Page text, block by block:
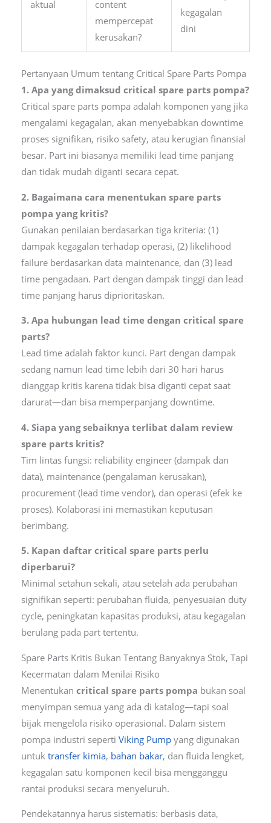
aktual
content
mempercepat
kerusakan?
kegagalan
dini
Pertanyaan Umum tentang Critical Spare Parts Pompa
1. Apa yang dimaksud critical spare parts pompa?
Critical spare parts pompa adalah komponen yang jika
mengalami kegagalan, akan menyebabkan downtime
proses signifikan, risiko safety, atau kerugian finansial
besar. Part ini biasanya memiliki lead time panjang
dan tidak mudah diganti secara cepat.
2. Bagaimana cara menentukan spare parts
pompa yang kritis?
Gunakan penilaian berdasarkan tiga kriteria: (1)
dampak kegagalan terhadap operasi, (2) likelihood
failure berdasarkan data maintenance, dan (3) lead
time pengadaan. Part dengan dampak tinggi dan lead
time panjang harus diprioritaskan.
3. Apa hubungan lead time dengan critical spare
parts?
Lead time adalah faktor kunci. Part dengan dampak
sedang namun lead time lebih dari 30 hari harus
dianggap kritis karena tidak bisa diganti cepat saat
darurat—dan bisa memperpanjang downtime.
4. Siapa yang sebaiknya terlibat dalam review
spare parts kritis?
Tim lintas fungsi: reliability engineer (dampak dan
data), maintenance (pengalaman kerusakan),
procurement (lead time vendor), dan operasi (efek ke
proses). Kolaborasi ini memastikan keputusan
berimbang.
5. Kapan daftar critical spare parts perlu
diperbarui?
Minimal setahun sekali, atau setelah ada perubahan
signifikan seperti: perubahan fluida, penyesuaian duty
cycle, peningkatan kapasitas produksi, atau kegagalan
berulang pada part tertentu.
Spare Parts Kritis Bukan Tentang Banyaknya Stok, Tapi
Kecermatan dalam Menilai Risiko
Menentukan critical spare parts pompa bukan soal
menyimpan semua yang ada di katalog—tapi soal
bijak mengelola risiko operasional. Dalam sistem
pompa industri seperti Viking Pumpyang digunakan
untuk transfer kimia, bahan bakar, dan fluida lengket,
kegagalan satu komponen kecil bisa mengganggu
rantai produksi secara menyeluruh.
Pendekatannya harus sistematis: berbasis data,